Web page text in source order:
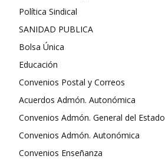
Política Sindical
SANIDAD PUBLICA
Bolsa Única
Educación
Convenios Postal y Correos
Acuerdos Admón. Autonómica
Convenios Admón. General del Estado
Convenios Admón. Autonómica
Convenios Enseñanza